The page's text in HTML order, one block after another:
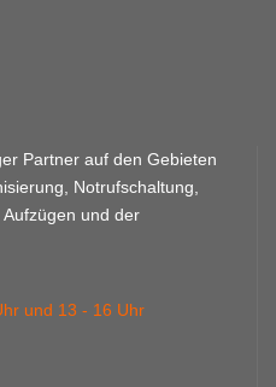
Partner auf den Gebieten
Notrufschaltung,
und der
und 13 - 16 Uhr